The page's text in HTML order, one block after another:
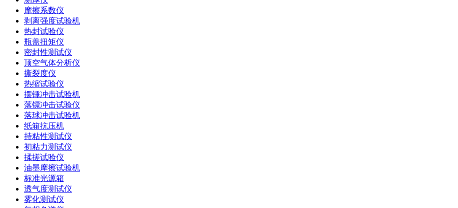
摩擦系数仪
剥离强度试验机
热封试验仪
瓶盖扭矩仪
密封性测试仪
顶空气体分析仪
撕裂度仪
热缩试验仪
摆锤冲击试验机
落镖冲击试验仪
落球冲击试验机
纸箱抗压机
持粘性测试仪
初粘力测试仪
揉搓试验仪
油墨摩擦试验机
标准光源箱
透气度测试仪
雾化测试仪